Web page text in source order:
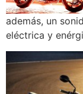
además, un
eléctrica y